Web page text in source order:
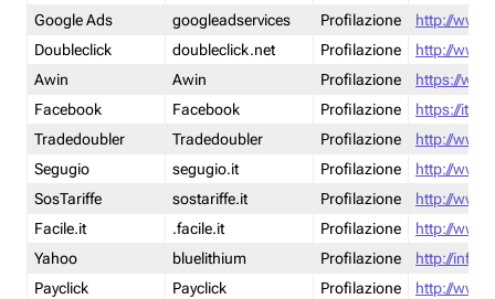
Google Ads googleadservices Profilazione
http://
Doubleclick
doubleclick.net Profilazione
http://
Awin
Awin Profilazione
https://
Facebook
Facebook Profilazione
https://it-
Tradedoubler
Tradedoubler Profilazione
http://
Segugio
segugio.it Profilazione
http://
SosTariffe
sostariffe.it Profilazione
http://
Facile.it
.facile.it Profilazione
http://
Yahoo
bluelithium Profilazione
http://
Payclick
Payclick Profilazione
http://